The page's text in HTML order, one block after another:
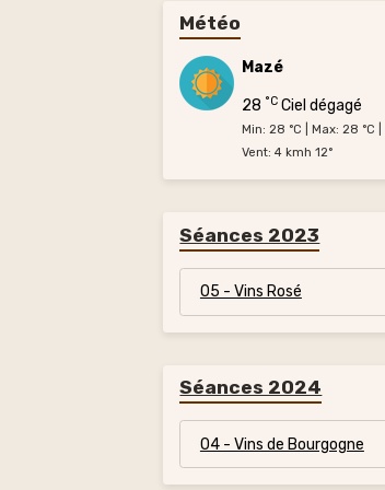
Météo
Mazé
28 °C Ciel dégagé
Min: 28 °C | Max: 28 °C |
Vent: 4 kmh 12°
Séances 2023
05 - Vins Rosé
Séances 2024
04 - Vins de Bourgogne